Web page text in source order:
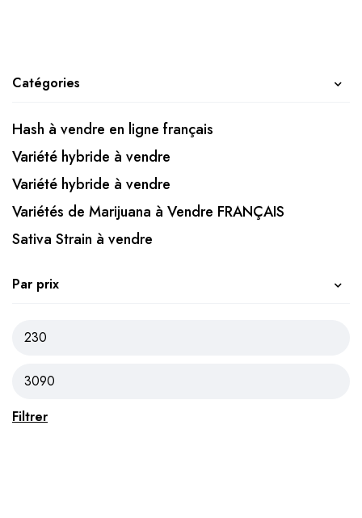
Catégories
Hash à vendre en ligne français
Variété hybride à vendre
Variété hybride à vendre
Variétés de Marijuana à Vendre FRANÇAIS
Sativa Strain à vendre
Par prix
Filtrer